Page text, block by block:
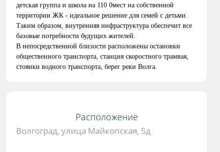
детская группа и школа на 110 0местна собственной
территорииЖК - идеальное решение для семей с детьми.
Таким образом, внутренняя инфраструктура обеспечит все
базовые потребности будущих жителей.
В непосредственной близости расположены остановки
общественного транспорта, станция скоростного трамвая,
стоянки водного транспорта, берег реки Волга.
Расположение
Волгоград, улица Майкопская, 5д